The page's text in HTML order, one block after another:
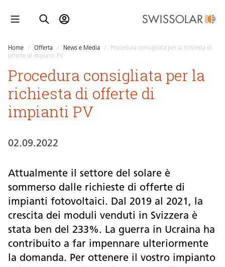
Home / Offerta / News e Media /
Procedura consigliata per la richiesta di
offerte di impianti PV
Procedura consigliata per la
richiesta di offerte di
impianti PV
02.09.2022
Attualmente il settore del solare è
sommerso dalle richieste di offerte di
impianti fotovoltaici. Dal 2019 al 2021, la
crescita dei moduli venduti in Svizzera è
stata ben del 233%. La guerra in Ucraina ha
contribuito a far impennare ulteriormente
la domanda. Per ottenere il vostro impianto